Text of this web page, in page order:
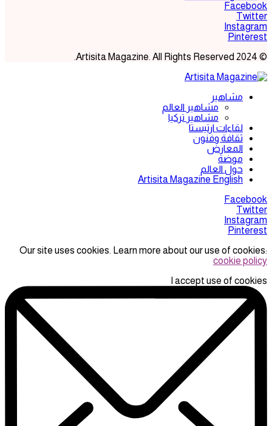
Facebook
Twitter
Instagram
Pinterest
© 2024 Artisita Magazine. All Rights Reserved.
مشاهير
مشاهير العالم
مشاهير تركيا
لقاءات ارتيستا
ثقافة وفنون
المعارض
موضة
حول العالم
Artisita Magazine English
Facebook
Twitter
Instagram
Pinterest
Our site uses cookies. Learn more about our use of cookies:
cookie policy
I accept use of cookies